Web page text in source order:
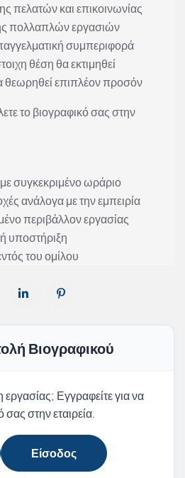
πελατών και επικοινωνίας
πολλαπλών εργασιών
συμπεριφορά
θέση θα εκτιμηθεί
επιπλέον προσόν
το βιογραφικό σας στην
συγκεκριμένο ωράριο
ανάλογα με την εμπειρία
περιβάλλον εργασίας
υποστήριξη
του ομίλου
Βιογραφικού
εργασίας; Εγγραφείτε για να
σας στην εταιρεία.
Είσοδος